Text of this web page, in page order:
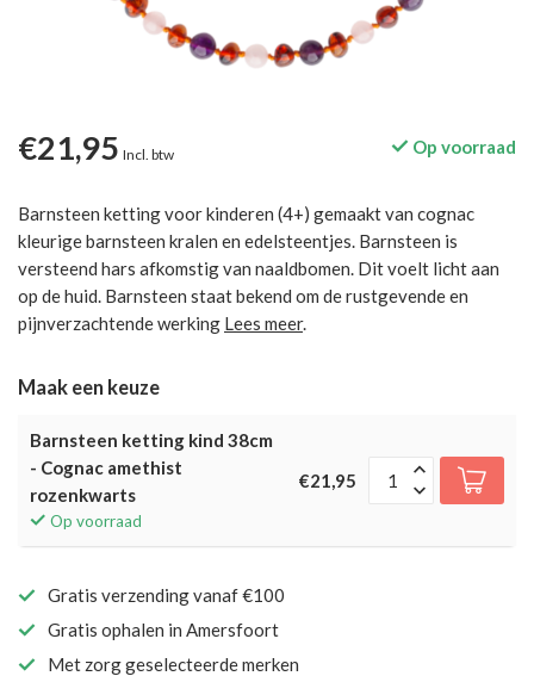
€21,95 Incl. btw Op voorraad
Barnsteen ketting voor kinderen (4+) gemaakt van cognac
kleurige barnsteen kralen en edelsteentjes. Barnsteen is
versteend hars afkomstig van naaldbomen. Dit voelt licht aan
op de huid. Barnsteen staat bekend om de rustgevende en
pijnverzachtende werking Lees meer.
Maak een keuze
Barnsteen ketting kind 38cm
- Cognac amethist
rozenkwarts
Op voorraad
€21,95
Gratis verzending vanaf €100
Gratis ophalen in Amersfoort
Met zorg geselecteerde merken